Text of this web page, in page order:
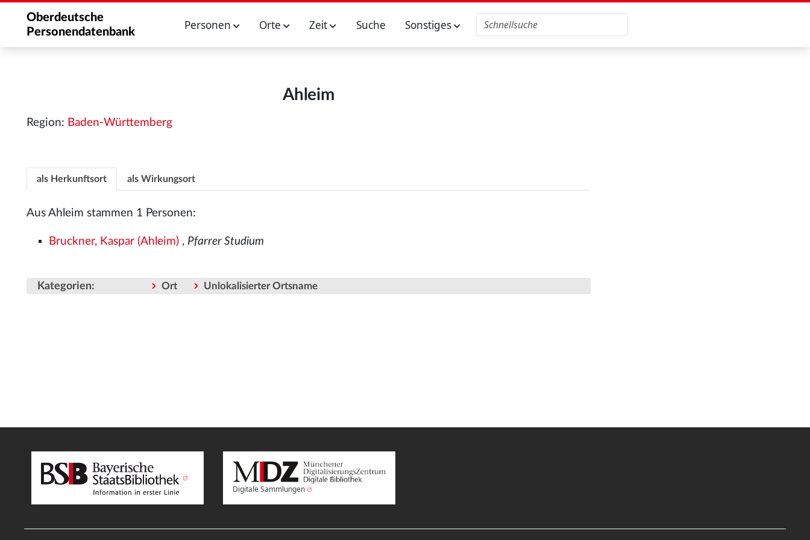
Oberdeutsche
Personendatenbank
Personen Orte Zeit Suche Sonstiges
Ahleim
Region: Baden-Württemberg
als Herkunftsort als Wirkungsort
Aus Ahleim stammen 1 Personen:
Bruckner, Kaspar (Ahleim) , Pfarrer Studium
Kategorien: Ort Unlokalisierter Ortsname
Digitale Sammlungen